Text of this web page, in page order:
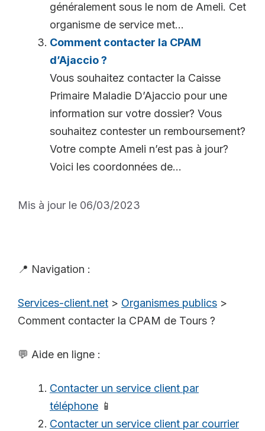
généralement sous le nom de Ameli. Cet
organisme de service met...
Comment contacter la CPAM
d’Ajaccio ?
Vous souhaitez contacter la Caisse
Primaire Maladie D’Ajaccio pour une
information sur votre dossier? Vous
souhaitez contester un remboursement?
Votre compte Ameli n’est pas à jour?
Voici les coordonnées de...
Mis à jour le 06/03/2023
📍 Navigation :
Services-client.net > Organismes publics >
Comment contacter la CPAM de Tours ?
💬 Aide en ligne :
Contacter un service client par
téléphone 📱
Contacter un service client par courrier